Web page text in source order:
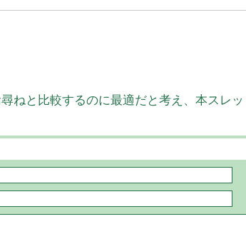
ねと比較するのに最適だと考え、本スレッ